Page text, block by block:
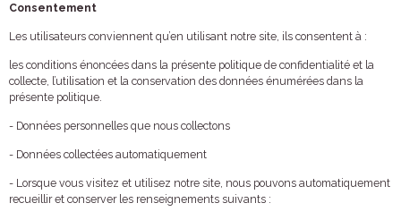
Consentement
Les utilisateurs conviennent qu’en utilisant notre site, ils consentent à :
les conditions énoncées dans la présente politique de confidentialité et la
collecte, l’utilisation et la conservation des données énumérées dans la
présente politique.
- Données personnelles que nous collectons
- Données collectées automatiquement
- Lorsque vous visitez et utilisez notre site, nous pouvons automatiquement
recueillir et conserver les renseignements suivants :